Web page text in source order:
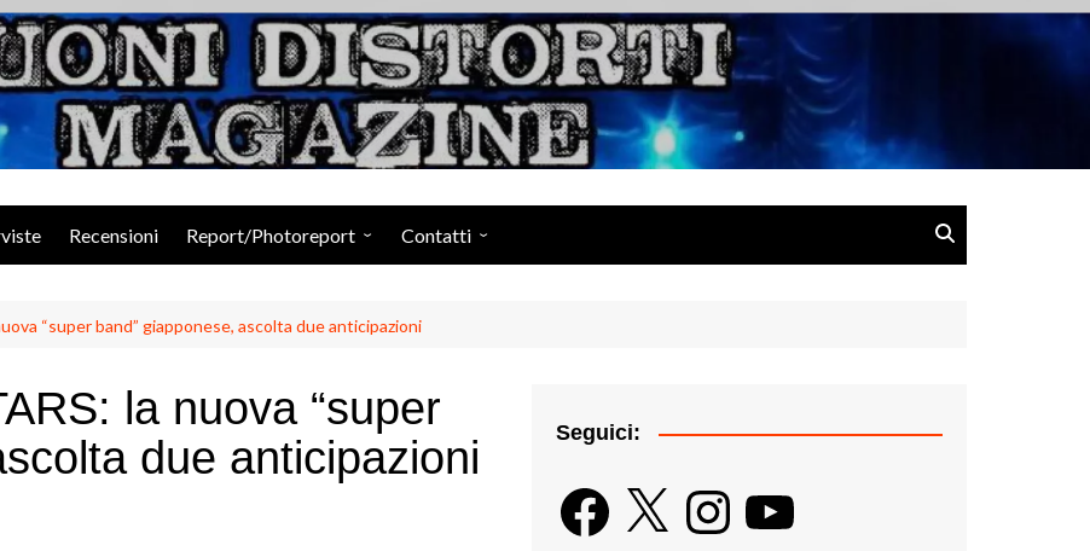
Suoni Distorti Magazine
Recensioni Report/Photoreport Contatti
“super band” giapponese, ascolta due anticipazioni
la nuova “super
due anticipazioni
Seguici:
Facebook
X InstagramYouTube